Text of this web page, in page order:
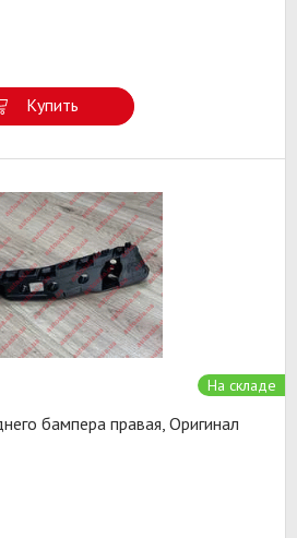
Купить
На складе
бампера правая, Оригинал